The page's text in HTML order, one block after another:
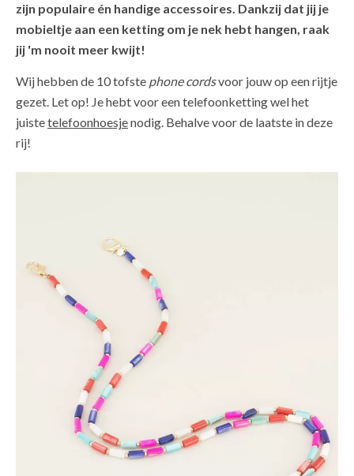
zijn populaire én handige accessoires. Dankzij dat jij je
mobieltje aan een ketting om je nek hebt hangen, raak
jij 'm nooit meer kwijt!
Wij hebben de 10 tofste phone cordsvoor jouw op een rijtje
gezet. Let op! Je hebt voor een telefoonketting wel het
juistetelefoonhoesjenodig. Behalve voor de laatste in deze
rij!